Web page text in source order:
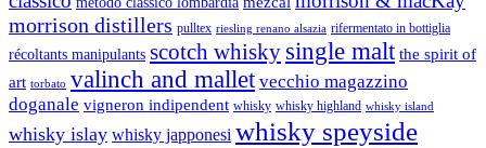
morrison distillers pulltex riesling renano alsazia rifermentato in bottiglia
récoltants manipulants scotch whisky single malt the spirit of
art torbato valinch and mallet vecchio magazzino
doganale vigneron indipendent whisky whisky highland whisky island
whisky islay whisky japponesi whisky speyside